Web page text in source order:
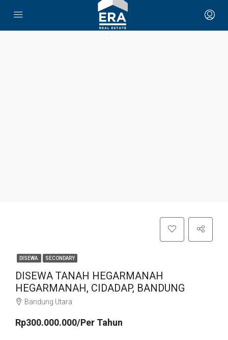
DISEWA SECONDARY
DISEWA TANAH HEGARMANAH
HEGARMANAH, CIDADAP, BANDUNG
Bandung Utara
Rp300.000.000/Per Tahun